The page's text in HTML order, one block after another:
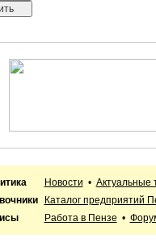
Новости • Актуальные
Каталог предприятий
Работа в Пензе •